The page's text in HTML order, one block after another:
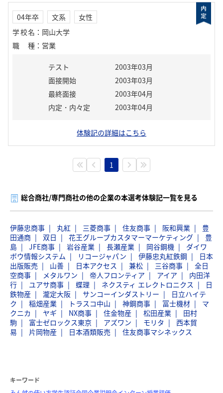
04年卒 文系
女性
学校名 ： 岡山大学
職種 ： 営業
テスト
2003年03月
面接開始
2003年03月
最終面接
2003年04月
内定・内々定
2003年04月
体験記の詳細はこちら
1
総合商社/専門商社の他の企業の本選考体験記一覧を見る
伊藤忠商事 丸紅 三菱商事 住友商事 阪和興業
豊
田通商
双日 花王グループカスタマーマーケティング
豊
島
JFE商事 岩谷産業 長瀬産業 岡谷鋼機
ダイワ
ボウ情報システム
リコージャパン 伊藤忠丸紅鉄鋼
日本
出版販売
山善 日本アクセス 兼松 三谷商事
全日
空商事
メタルワン 帝人フロンティア アイア
内田洋
行
ユアサ商事 蝶理 ネクスティ エレクトロニクス
日
鉄物産
瀧定大阪 サンコーインダストリー
日立ハイテ
ク
稲畑産業 トラスコ中山 神鋼商事 冨士機材
マ
クニカ
ヤギ NX商事 住金物産 松田産業
田村
駒
富士ゼロックス東京 アズワン モリタ
西本貿
易
片岡物産 日本酒類販売 住友商事マシネックス
キーワード